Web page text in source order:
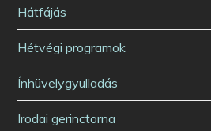
Hátfájás
Hétvégi programok
Ínhüvelygyulladás
Irodai gerinctorna